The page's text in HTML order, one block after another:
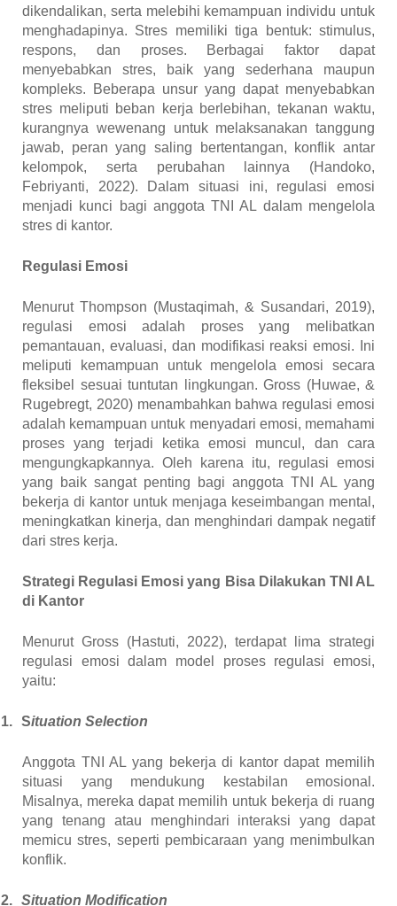
dikendalikan, serta melebihi kemampuan individu untuk
menghadapinya. Stres memiliki tiga bentuk: stimulus,
respons, dan proses. Berbagai faktor dapat
menyebabkan stres, baik yang sederhana maupun
kompleks. Beberapa unsur yang dapat menyebabkan
stres meliputi beban kerja berlebihan, tekanan waktu,
kurangnya wewenang untuk melaksanakan tanggung
jawab, peran yang saling bertentangan, konflik antar
kelompok, serta perubahan lainnya (Handoko,
Febriyanti, 2022). Dalam situasi ini, regulasi emosi
menjadi kunci bagi anggota TNI AL dalam mengelola
stres di kantor.
Regulasi Emosi
Menurut Thompson (Mustaqimah, & Susandari, 2019),
regulasi emosi adalah proses yang melibatkan
pemantauan, evaluasi, dan modifikasi reaksi emosi. Ini
meliputi kemampuan untuk mengelola emosi secara
fleksibel sesuai tuntutan lingkungan. Gross (Huwae, &
Rugebregt, 2020) menambahkan bahwa regulasi emosi
adalah kemampuan untuk menyadari emosi, memahami
proses yang terjadi ketika emosi muncul, dan cara
mengungkapkannya. Oleh karena itu, regulasi emosi
yang baik sangat penting bagi anggota TNI AL yang
bekerja di kantor untuk menjaga keseimbangan mental,
meningkatkan kinerja, dan menghindari dampak negatif
dari stres kerja.
Strategi Regulasi Emosi yang Bisa Dilakukan TNI AL
di Kantor
Menurut Gross (Hastuti, 2022), terdapat lima strategi
regulasi emosi dalam model proses regulasi emosi,
yaitu:
1. Situation Selection
Anggota TNI AL yang bekerja di kantor dapat memilih
situasi yang mendukung kestabilan emosional.
Misalnya, mereka dapat memilih untuk bekerja di ruang
yang tenang atau menghindari interaksi yang dapat
memicu stres, seperti pembicaraan yang menimbulkan
konflik.
2. Situation Modification